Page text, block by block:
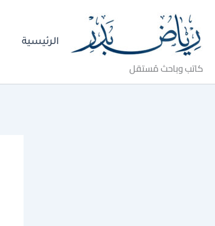
المحتوى
كاتب وباحث مُستقل
الرئيسية